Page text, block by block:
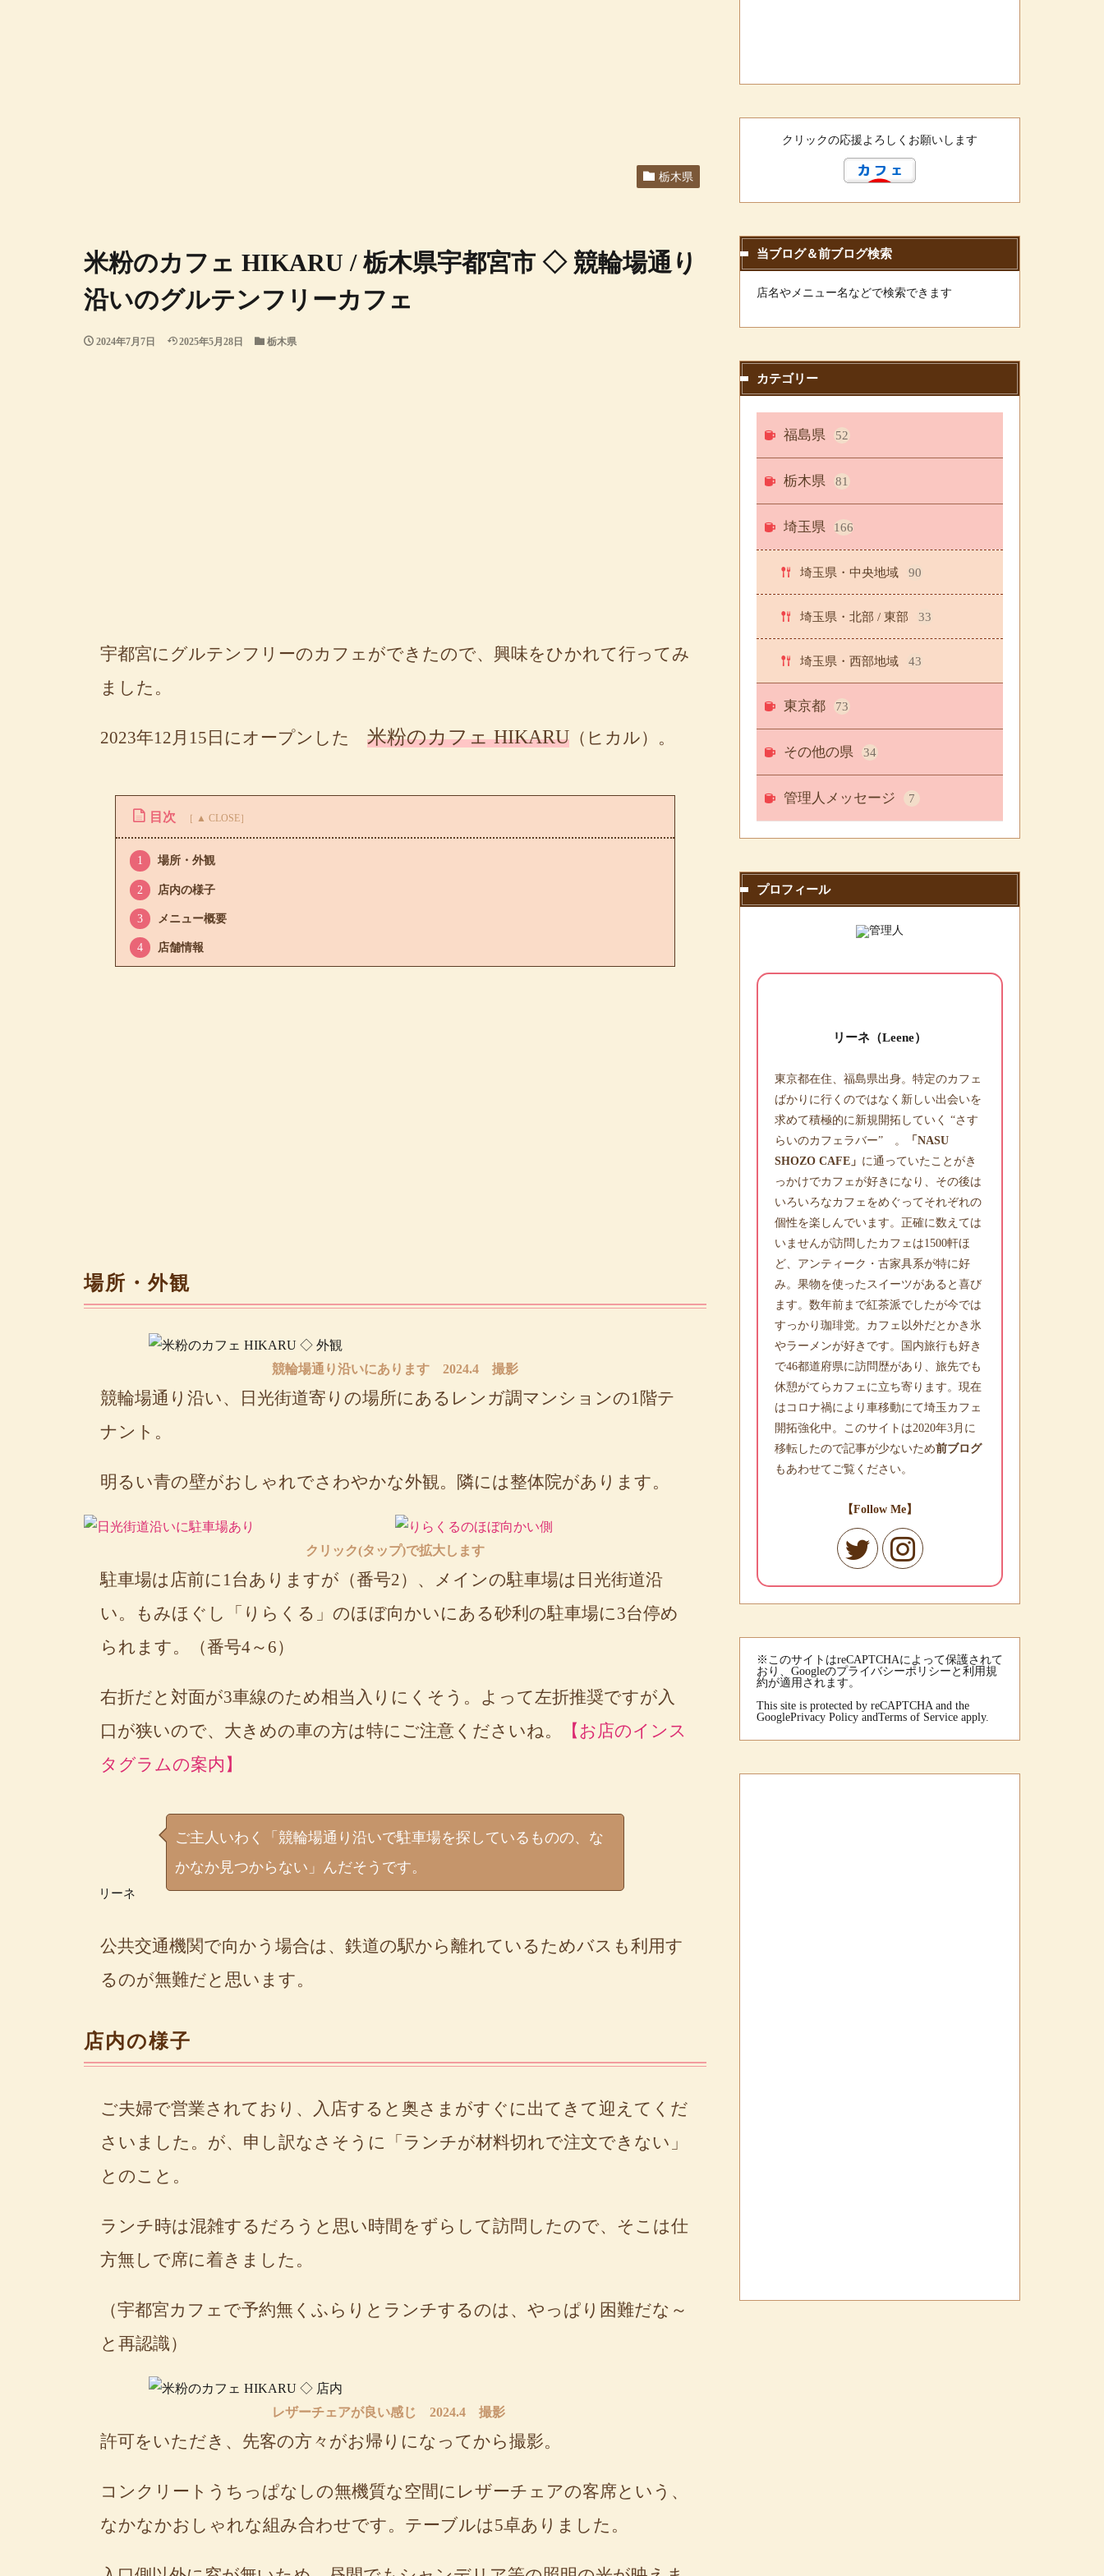
米粉のカフェ HIKARU / 栃木県宇都宮市 ◇ 競輪場通り
沿いのグルテンフリーカフェ
2024年7月7日 2025年5月28日 栃木県
栃木県
宇都宮にグルテンフリーのカフェができたので、興味をひかれて行ってみ
ました。
2023年12月15日にオープンした 米粉のカフェ HIKARU （ヒカル）。
目次
1 場所・外観
2 店内の様子
3 メニュー概要
4 店舗情報
場所・外観
競輪場通り沿いにあります 2024.4 撮影
競輪場通り沿い、日光街道寄りの場所にあるレンガ調マンションの1階テ
ナント。
明るい青の壁がおしゃれでさわやかな外観。隣には整体院があります。
クリック(タップ)で拡大します
駐車場は店前に1台ありますが（番号2）、メインの駐車場は日光街道沿
い。もみほぐし「りらくる」のほぼ向かいにある砂利の駐車場に3台停め
られます。（番号4～6）
右折だと対面が3車線のため相当入りにくそう。よって左折推奨ですが入
口が狭いので、大きめの車の方は特にご注意くださいね。
【お店のインス
タグラムの案内】
リーネ
ご主人いわく「競輪場通り沿いで駐車場を探しているものの、な
かなか見つからない」んだそうです。
公共交通機関で向かう場合は、鉄道の駅から離れているためバスも利用す
るのが無難だと思います。
店内の様子
ご夫婦で営業されており、入店すると奥さまがすぐに出てきて迎えてくだ
さいました。が、申し訳なさそうに「ランチが材料切れで注文できない」
とのこと。
ランチ時は混雑するだろうと思い時間をずらして訪問したので、そこは仕
方無しで席に着きました。
（宇都宮カフェで予約無くふらりとランチするのは、やっぱり困難だな～
と再認識）
レザーチェアが良い感じ 2024.4 撮影
許可をいただき、先客の方々がお帰りになってから撮影。
コンクリートうちっぱなしの無機質な空間にレザーチェアの客席という、
なかなかおしゃれな組み合わせです。テーブルは5卓ありました。
クリックの応援よろしくお願いします
当ブログ＆前ブログ検索
店名やメニュー名などで検索できます
カテゴリー
福島県 52
栃木県 81
埼玉県 166
埼玉県・中央地域 90
埼玉県・北部 / 東部 33
埼玉県・西部地域 43
東京都 73
その他の県 34
管理人メッセージ 7
プロフィール
リーネ（Leene）
東京都在住、福島県出身。特定のカフェ
ばかりに行くのではなく新しい出会いを
求めて積極的に新規開拓していく “さす
らいのカフェラバー” 。
「NASU
SHOZO CAFE」 に通っていたことがき
っかけでカフェが好きになり、その後は
いろいろなカフェをめぐってそれぞれの
個性を楽しんでいます。正確に数えては
いませんが訪問したカフェは1500軒ほ
ど、アンティーク・古家具系が特に好
み。果物を使ったスイーツがあると喜び
ます。数年前まで紅茶派でしたが今では
すっかり珈琲党。カフェ以外だとかき氷
やラーメンが好きです。国内旅行も好き
で46都道府県に訪問歴があり、旅先でも
休憩がてらカフェに立ち寄ります。現在
はコロナ禍により車移動にて埼玉カフェ
開拓強化中。このサイトは2020年3月に
移転したので記事が少ないため前ブログ
もあわせてご覧ください。
【Follow Me】
※このサイトはreCAPTCHAによって保護されて
おり、Googleのプライバシーポリシーと利用規
約が適用されます。
This site is protected by reCAPTCHA and the
GooglePrivacy Policy andTerms of Service apply.